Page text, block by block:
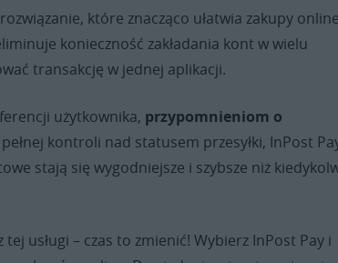
które znacząco ułatwia zakupy
konieczność zakładania kont w wielu
transakcję w jednej aplikacji.
użytkownika, przypomnieniom o
kontroli nad statusem przesyłki, InPost
stają się wygodniejsze i szybsze niż
tej usługi – czas to zmienić! Wybierz InPost Pay i